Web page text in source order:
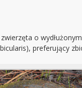
o
preferujący